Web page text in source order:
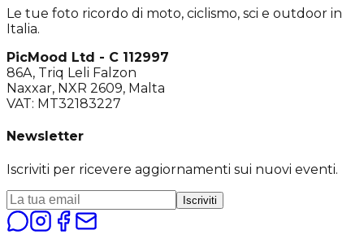
Le tue foto ricordo di moto, ciclismo, sci e outdoor in
Italia.
PicMood Ltd - C 112997
86A, Triq Leli Falzon
Naxxar, NXR 2609, Malta
VAT: MT32183227
Newsletter
Iscriviti per ricevere aggiornamenti sui nuovi eventi.
Iscriviti